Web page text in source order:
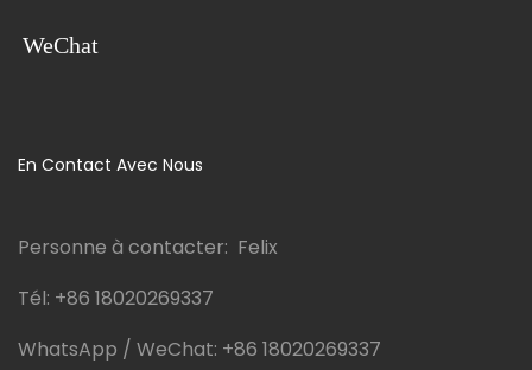
WeChat
En Contact Avec Nous
Personne à contacter: Felix
Tél: +86 18020269337
WhatsApp / WeChat: +86 18020269337